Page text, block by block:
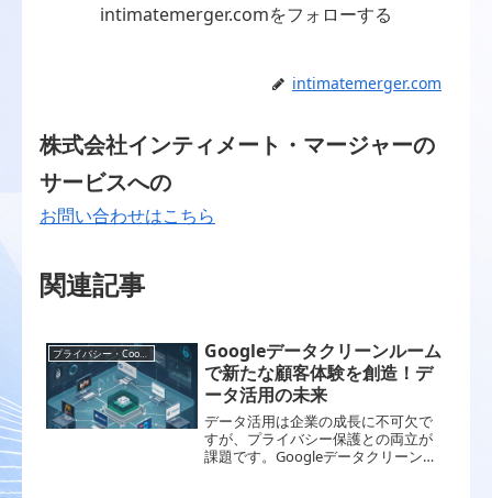
intimatemerger.comをフォローする
intimatemerger.com
株式会社インティメート・マージャーの
サービスへの
お問い合わせはこちら
関連記事
プライバシー・Cookie規制
Googleデータクリーンルーム
で新たな顧客体験を創造！デ
ータ活用の未来
データ活用は企業の成長に不可欠で
すが、プライバシー保護との両立が
課題です。Googleデータクリーンル